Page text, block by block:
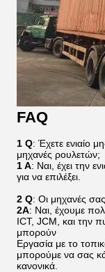
FAQ
1 Q: Έχετε ενιαίο
μηχανές ρουλετών;
1 Α: Ναι, έχει την
για να επιλέξει.
2 Q: Οι μηχανές
2A: Ναι, έχουμε
ICT, JCM, και την
μπορούν
Εργασία με το
μπορούμε να σας
κανονικά.